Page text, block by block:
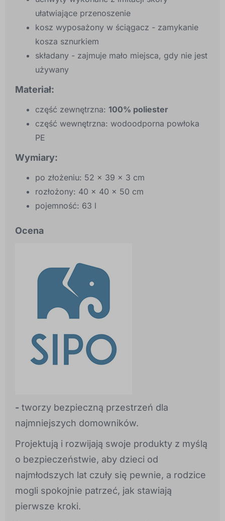
ułatwiające przenoszenie
kosz wyposażony w ściągacz - zamykanie
kosza sznurkiem
składany - zajmuje mało miejsca, gdy nie jest
używany
Materiał:
część zewnętrzna: 100% poliester
część wewnętrzna: wodoodporna powłoka
PE
Wymiary:
po złożeniu: 52 x 39 x 3 cm
rozłożony: 40 x 40 x 50 cm
pojemność: 63 l
Ocena
- tworzy bezpieczną przestrzeń dla
najmniejszych domowników.
Projektują i rozwijają swoje produkty z myślą
o bezpieczeństwie, aby dzieci od
najmłodszych lat czuły się pewnie, a rodzice
mogli spokojnie patrzeć, jak stawiają
pierwsze kroki.